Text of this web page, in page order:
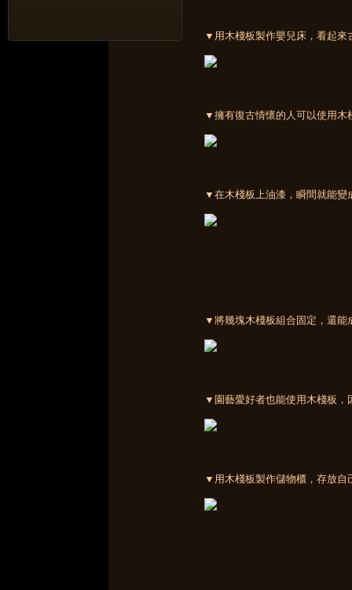
▼用木棧板製作嬰兒床，看起來
▼擁有復古情懷的人可以使用木
▼在木棧板上油漆，瞬間就能變
▼將幾塊木棧板組合固定，還能
▼園藝愛好者也能使用木棧板，
▼用木棧板製作儲物櫃，存放自